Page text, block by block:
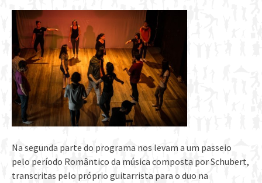
Na segunda parte do programa nos levam a um passeio
pelo período Romântico da música composta por Schubert,
transcritas pelo próprio guitarrista para o duo na